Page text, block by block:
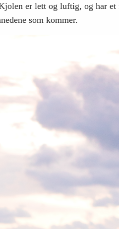
er lett og luftig, og har
som kommer.